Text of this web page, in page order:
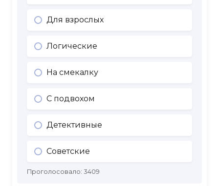
Для взрослых
Логические
На смекалку
С подвохом
Детективные
Советские
Проголосовало: 3409